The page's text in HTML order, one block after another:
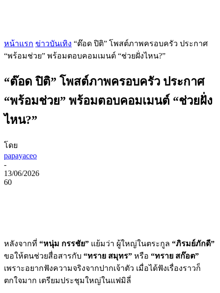
หน้าแรก ข่าวบันเทิง “ต๊อด ปิติ” โพสต์ภาพครอบครัว ประกาศ
“พร้อมช่วย” พร้อมตอบคอมเมนต์ “ช่วยฝั่งไหน?”
“ต๊อด ปิติ” โพสต์ภาพครอบครัว ประกาศ
“พร้อมช่วย” พร้อมตอบคอมเมนต์ “ช่วยฝั่ง
ไหน?”
โดย
papayaceo
-
13/06/2026
60
หลังจากที่ “หนุ่ม กรรชัย” แย้มว่า ผู้ใหญ่ในตระกูล “ภิรมย์ภักดี”
ขอให้ตนช่วยสื่อสารกับ “ทราย สมุทร” หรือ “ทราย สก๊อต”
เพราะอยากฟังความจริงจากปากเจ้าตัว เมื่อได้ฟังเรื่องราวก็
ตกใจมาก เตรียมประชุมใหญ่ในแฟมิลี่